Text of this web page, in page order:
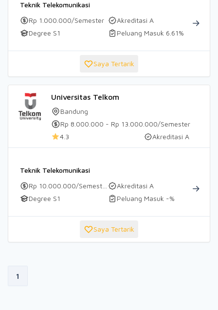
Teknik Telekomunikasi
Rp 1.000.000/Semester
Akreditasi A
Degree S1
Peluang Masuk 6.61%
Saya Tertarik
Universitas Telkom
Bandung
Rp 8.000.000 - Rp 13.000.000/Semester
4.3
Akreditasi A
Teknik Telekomunikasi
Akreditasi A
Degree S1
Peluang Masuk -%
Saya Tertarik
1